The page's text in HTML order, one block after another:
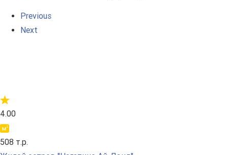
Previous
Next
4.00
508 т.р.